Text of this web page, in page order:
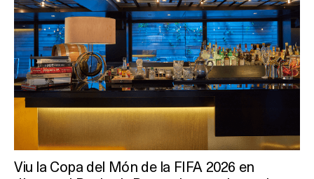
Viu la Copa del Món de la FIFA 2026 en